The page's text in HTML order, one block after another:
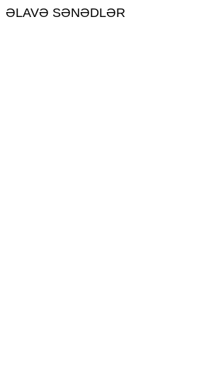
ƏLAVƏ SƏNƏDLƏR